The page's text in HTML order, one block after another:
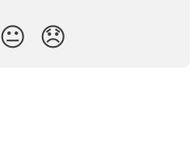
😞
😐